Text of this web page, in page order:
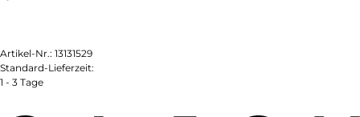
Artikel-Nr.: 13131529
Standard-Lieferzeit:
1 - 3 Tage